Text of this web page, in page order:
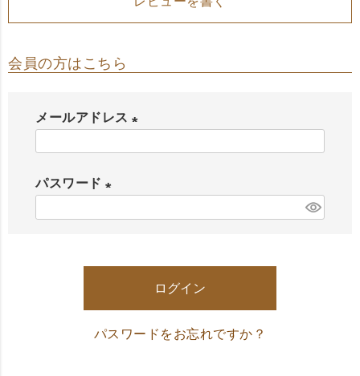
会員の方はこちら
メールアドレス
須
パスワード
ログイン
パスワードをお忘れですか？